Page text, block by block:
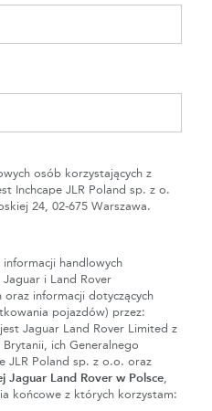
osób korzystających z
Inchcape JLR Poland sp. z o.
24, 02-675 Warszawa.
informacji handlowych
i Land Rover
informacji dotyczących
pojazdów) przez:
Jaguar Land Rover Limited z
ich Generalnego
JLR Poland sp. z o.o. oraz
Jaguar Land Rover w Polsce,
końcowe z których korzystam: